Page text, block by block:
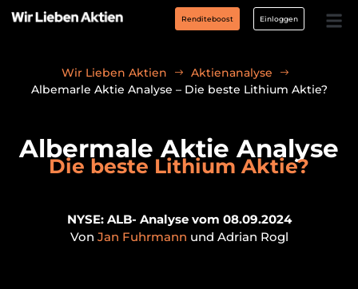
Renditeboost Einloggen
Wir Lieben Aktien
Aktienanalyse
Albemarle Aktie Analyse – Die beste Lithium Aktie?
Albermale Aktie Analyse
Die beste Lithium Aktie?
NYSE: ALB- Analyse vom 08.09.2024
Von Jan Fuhrmann und Adrian Rogl